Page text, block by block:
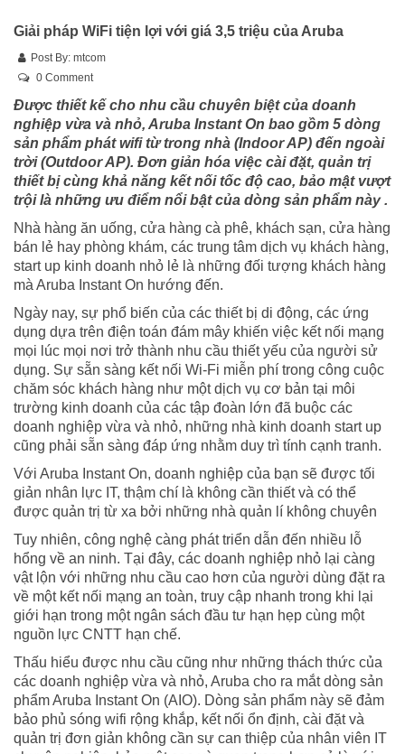
Giải pháp WiFi tiện lợi với giá 3,5 triệu của Aruba
Post By: mtcom
0 Comment
Được thiết kế cho nhu cầu chuyên biệt của doanh
nghiệp vừa và nhỏ, Aruba Instant On bao gồm 5 dòng
sản phẩm phát wifi từ trong nhà (Indoor AP) đến ngoài
trời(Outdoor AP). Đơn giản hóa việc cài đặt, quản trị
thiết bị cùng khả năng kết nối tốc độ cao, bảo mật vượt
trội là những ưu điểm nổi bật của dòng sản phẩm này .
Nhà hàng ăn uống, cửa hàng cà phê, khách sạn, cửa hàng
bán lẻ hay phòng khám, các trung tâm dịch vụ khách hàng,
start up kinh doanh nhỏ lẻ là những đối tượng khách hàng
mà Aruba Instant On hướng đến.
Ngày nay, sự phổ biến của các thiết bị di động, các ứng
dụng dựa trên điện toán đám mây khiến việc kết nối mạng
mọi lúc mọi nơi trở thành nhu cầu thiết yếu của người sử
dụng. Sự sẵn sàng kết nối Wi-Fi miễn phí trong công cuộc
chăm sóc khách hàng như một dịch vụ cơ bản tại môi
trường kinh doanh của các tập đoàn lớn đã buộc các
doanh nghiệp vừa và nhỏ, những nhà kinh doanh start up
cũng phải sẵn sàng đáp ứng nhằm duy trì tính cạnh tranh.
Với Aruba Instant On, doanh nghiệp của bạn sẽ được tối
giản nhân lực IT, thậm chí là không cần thiết và có thể
được quản trị từ xa bởi những nhà quản lí không chuyên
Tuy nhiên, công nghệ càng phát triển dẫn đến nhiều lỗ
hổng về an ninh. Tại đây, các doanh nghiệp nhỏ lại càng
vật lộn với những nhu cầu cao hơn của người dùng đặt ra
về một kết nối mạng an toàn, truy cập nhanh trong khi lại
giới hạn trong một ngân sách đầu tư hạn hẹp cùng một
nguồn lực CNTT hạn chế.
Thấu hiểu được nhu cầu cũng như những thách thức của
các doanh nghiệp vừa và nhỏ, Aruba cho ra mắt dòng sản
phẩm Aruba Instant On (AIO). Dòng sản phẩm này sẽ đảm
bảo phủ sóng wifi rộng khắp, kết nối ổn định, cài đặt và
quản trị đơn giản không cần sự can thiệp của nhân viên IT